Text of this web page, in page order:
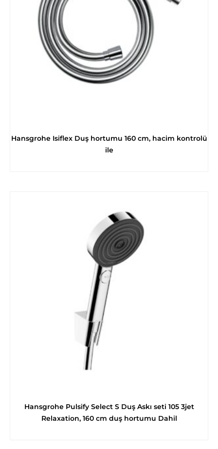
Hansgrohe Isiflex Duş hortumu 160 cm, hacim kontrolü
ile
Hansgrohe Pulsify Select S Duş Askı seti 105 3jet
Relaxation, 160 cm duş hortumu Dahil